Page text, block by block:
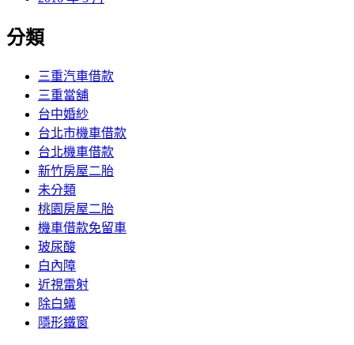
分類
三重汽車借款
三重當舖
台中婚紗
台北市機車借款
台北機車借款
新竹房屋二胎
未分類
桃園房屋二胎
機車借款免留車
玻尿酸
白內障
近視雷射
除白蟻
隱形鐵窗